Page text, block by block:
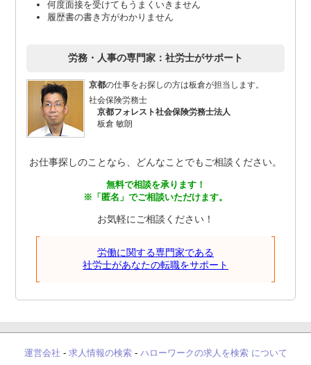
何度面接を受けてもうまくいきません
履歴書の書き方がわかりません
労務・人事の専門家：社労士がサポート
京都の仕事をお探しの方は板倉が担当します。
社会保険労務士
京都フォレスト社会保険労務士法人
板倉 敏朗
お仕事探しのことなら、どんなことでもご相談ください。
無料で相談を承ります！
※「匿名」でご相談いただけます。
お気軽にご相談ください！
労働に関する専門家である
社労士があなたの転職をサポート
運営会社 - 求人情報の検索- ハローワークの求人を検索 について